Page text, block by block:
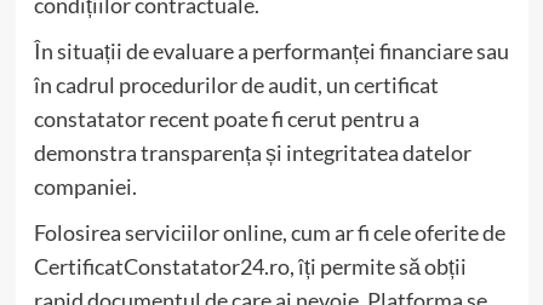
În situații de evaluare a performanței financiare sau
în cadrul procedurilor de audit, un certificat
constatator recent poate fi cerut pentru a
demonstra transparența și integritatea datelor
companiei.
Folosirea serviciilor online, cum ar fi cele oferite de
CertificatConstatator24.ro, îți permite să obții